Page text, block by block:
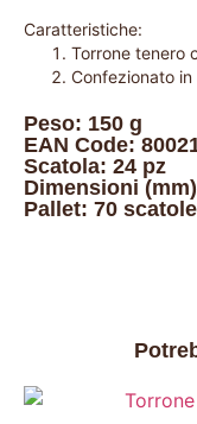
Caratteristiche:
Torrone tenero
Confezionato
Peso: 150 g
EAN Code:
Scatola: 24 pz
Dimensioni
Pallet: 70